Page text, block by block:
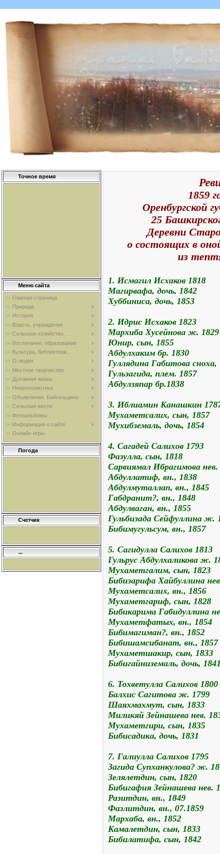
Точное время
Меню сайта
Главная страница
Природа
История
Власть, учреждения
Сельское хозяйство, ...
Воспитание, образование
Культура, библиотеки...
О людях
Местное творчество
Духовная жизнь
Некрополистика
Объявления. Байгильдино
Сельские вести
Фотоальбомы
Информация о сайте
Онлайн игры
Погода
Счетчик
...
1859
Оренбургской
25
Деревни
о состоящих в
из
1. Исмагил Исхаков 1818
Магирвафа, дочь, 1842
Хуббиниса, дочь, 1853
2. Идрис Исхаков 1823
Мархиба Хусейнова ж. 1829
Юнир, сын, 1855
Абдулхаким бр. 1830
Гуллядина Габитова сноха,
Гульзагида, плем. 1857
Абдулзяпар бр.1838
3. Иблиамин Канашкин
Мухаметсалих, сын, 1857
Мухибземаль, дочь, 1854
4. Сагадей Салихов 1793
Фазулла, сын, 1818
Сарвиямал Ибрагимова нев.
Абдуллатиф, вн., 1838
Абдулмуталлап, вн., 1845
Габдранит?, вн., 1848
Абдулваган, вн., 1855
Гульбизада Сейфуллина ж.
Бибимугульсум, вн., 1857
5. Сагидулла Салихов 1813
Гульрус Абдулхаликова ж.
Мухаметгалим, сын, 1823
Бибизарифа Хайбуллина
Мухаметсалих, вн., 1856
Мухаметгариф, сын, 1828
Бибикарима Габидуллина
Мухаметфатых, вн., 1854
Бибимагиман?, вн., 1852
Бибишамсибанат, вн., 1857
Мухаметшакир, сын, 1833
Бибигайниземаль, дочь,
6. Тохветулла Салихов 1800
Балхис Сагитова ж. 1799
Шаяхмахмут, сын, 1833
Миликяй Зейнашева нев.
Мухаметгири, сын, 1835
Бибисадика, дочь, 1831
7. Галиулла Салихов 1795
Загида Супханкулова? ж.
Зелялетдин, сын, 1820
Бибигафия Зейнашева нев.
Разитдин, вн., 1849
Фазлитдин, вн., 07.1859
Мархаба, вн., 1852
Камалетдин, сын, 1833
Бибилатифа, сын, 1842